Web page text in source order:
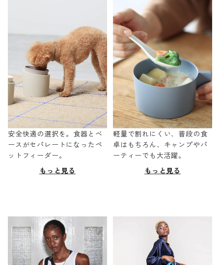
安全快適の選択を。食器とベ
ースがセパレートになったペ
ットフィーダー。
もっと見る
軽量で割れにくい、普段の食
卓はもちろん、キャンプやパ
ーティーでも大活躍。
もっと見る